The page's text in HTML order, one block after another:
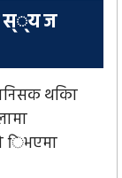
स््य ज
थकाि
िभएमा